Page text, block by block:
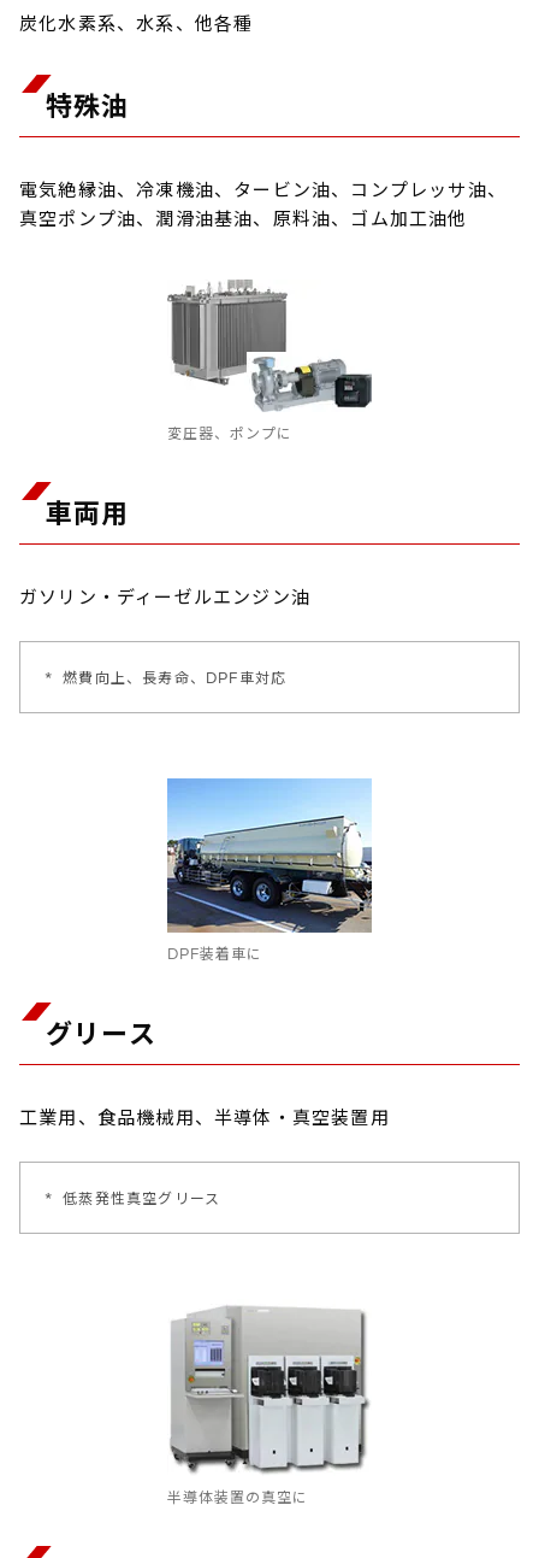
炭化水素系、水系、他各種
特殊油
電気絶縁油、冷凍機油、タービン油、コンプレッサ油、
真空ポンプ油、潤滑油基油、原料油、ゴム加工油他
変圧器、ポンプに
車両用
ガソリン・ディーゼルエンジン油
* 燃費向上、長寿命、DPF車対応
DPF装着車に
グリース
工業用、食品機械用、半導体・真空装置用
* 低蒸発性真空グリース
半導体装置の真空に